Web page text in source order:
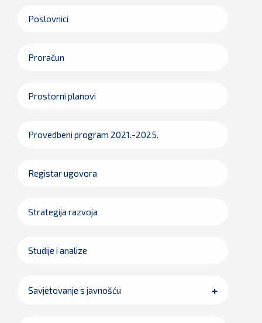
Poslovnici
Proračun
Prostorni planovi
Provedbeni program 2021.-2025.
Registar ugovora
Strategija razvoja
Studije i analize
Savjetovanje s javnošću